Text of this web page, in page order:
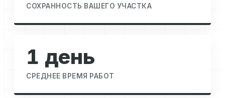
СОХРАННОСТЬ ВАШЕГО УЧАСТКА
1 день
СРЕДНЕЕ ВРЕМЯ РАБОТ